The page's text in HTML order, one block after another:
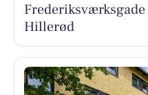
Frederiksværksgade
Hillerød